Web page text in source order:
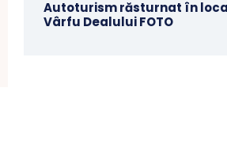
Autoturism răsturnat în
Vârfu Dealului FOTO